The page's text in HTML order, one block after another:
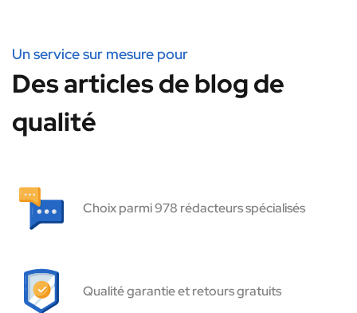
Un service sur mesure pour
Des articles de blog de
qualité
Choix parmi 978 rédacteurs spécialisés
Qualité garantie et retours gratuits